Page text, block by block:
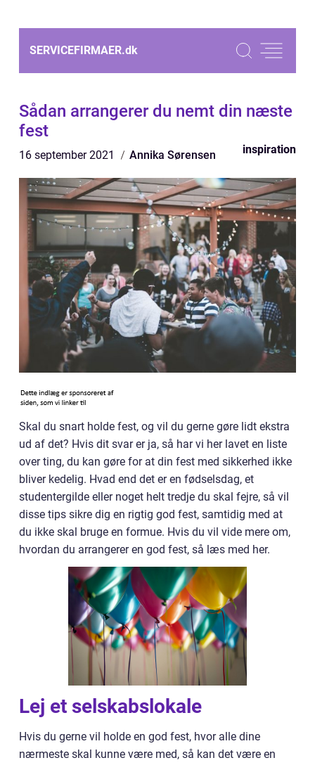
SERVICEFIRMAER.dk
Sådan arrangerer du nemt din næste
fest
16 september 2021 Annika Sørensen inspiration
Skal du snart holde fest, og vil du gerne gøre lidt ekstra
ud af det? Hvis dit svar er ja, så har vi her lavet en liste
over ting, du kan gøre for at din fest med sikkerhed ikke
bliver kedelig. Hvad end det er en fødselsdag, et
studentergilde eller noget helt tredje du skal fejre, så vil
disse tips sikre dig en rigtig god fest, samtidig med at
du ikke skal bruge en formue. Hvis du vil vide mere om,
hvordan du arrangerer en god fest, så læs med her.
Lej et selskabslokale
Hvis du gerne vil holde en god fest, hvor alle dine
nærmeste skal kunne være med, så kan det være en